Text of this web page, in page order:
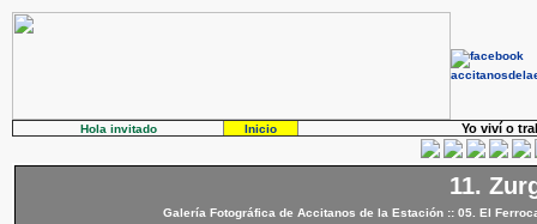
Hola invitado Inicio Yo viví o
11.
Galería Fotográfica de Accitanos de la Estación :: 05. El